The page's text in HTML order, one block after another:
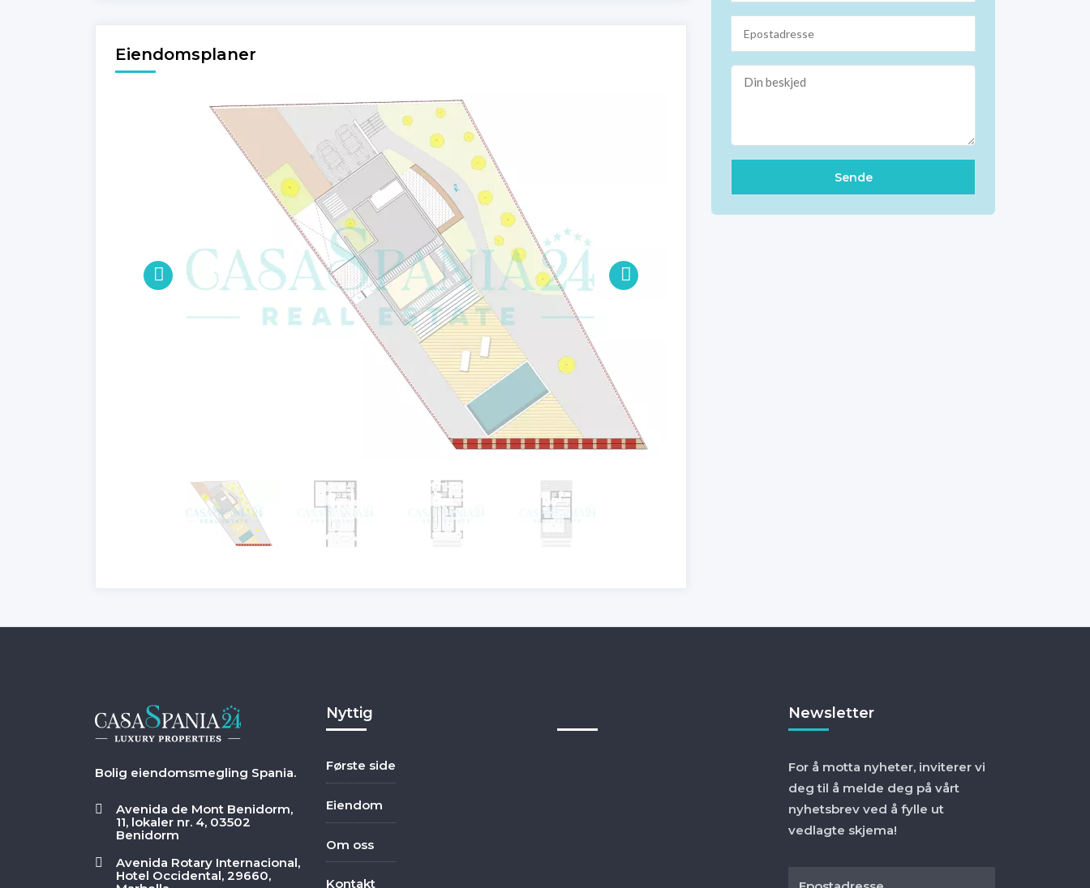
Eiendomsplaner
Bolig eiendomsmegling Spania.
Avenida de Mont Benidorm,
11, lokaler nr. 4, 03502
Benidorm
Avenida Rotary Internacional,
Hotel Occidental, 29660,
Nyttig
Første side
Eiendom
Om oss
Kontakt
Newsletter
For å motta nyheter, inviterer vi
deg til å melde deg på vårt
nyhetsbrev ved å fylle ut
vedlagte skjema!